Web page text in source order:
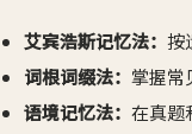
艾宾浩斯记忆法： 按
词根词缀法： 掌握常
语境记忆法： 在真题